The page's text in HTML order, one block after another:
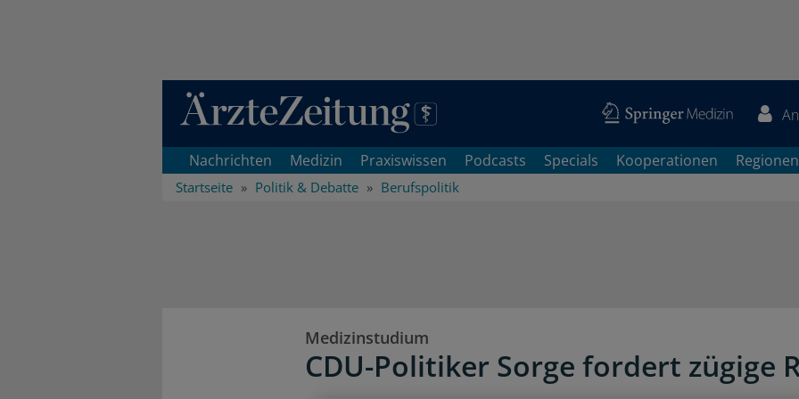
Direkt zum Inhaltsbereich
Nachrichten Medizin Praxiswissen Podcasts Specials Kooperationen Regionen
Startseite Politik & Debatte Berufspolitik
Medizinstudium
CDU-Politiker Sorge fordert zügige